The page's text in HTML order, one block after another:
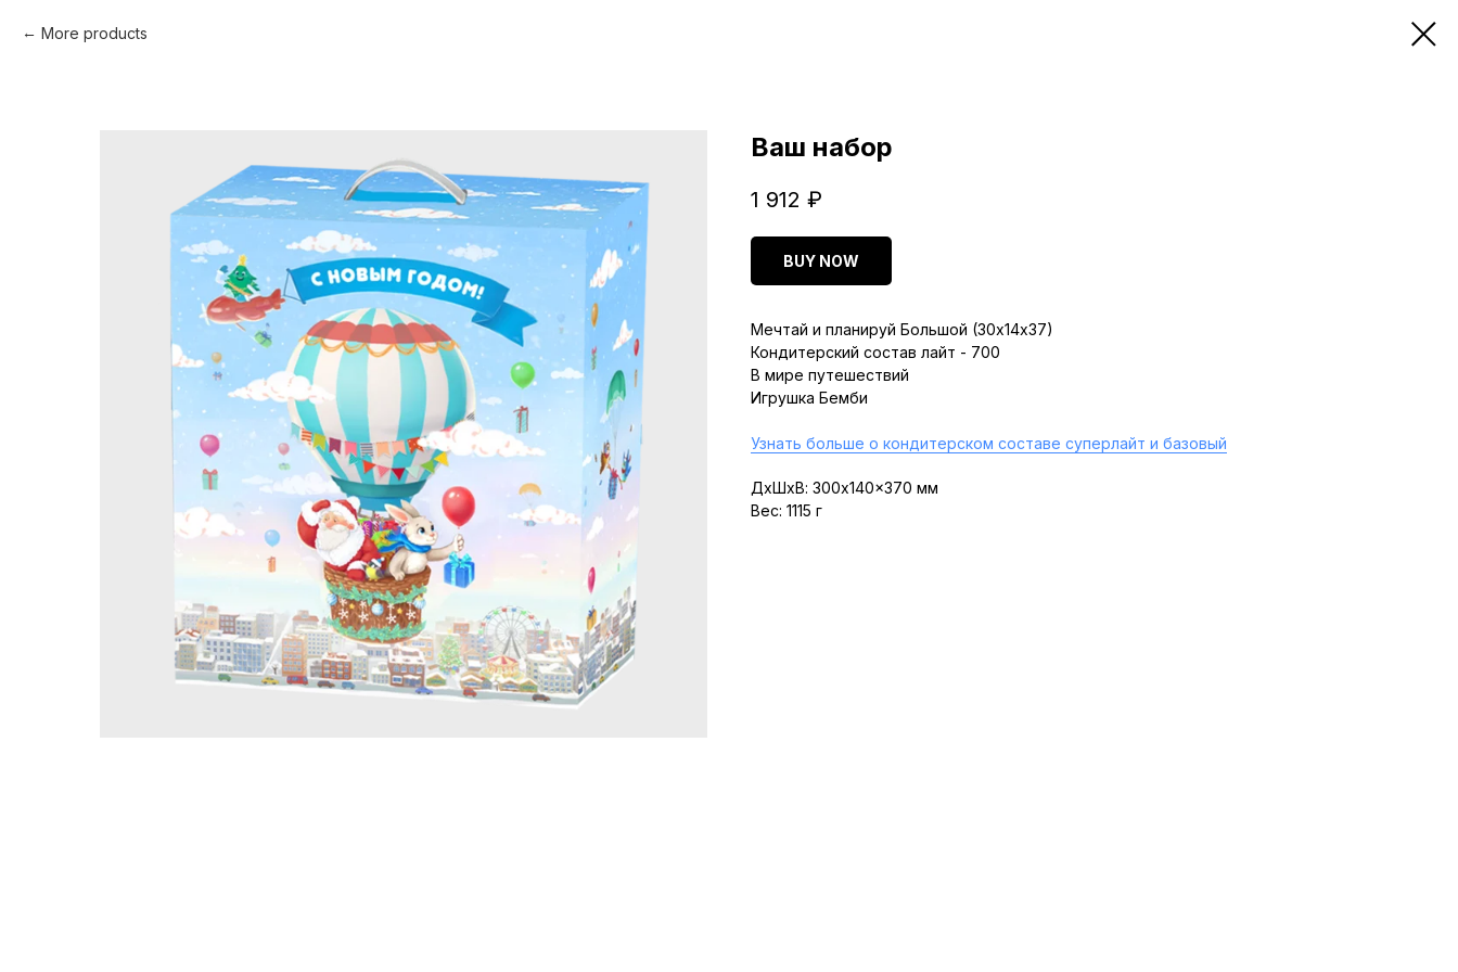
More products
Ваш набор
1 912 ₽
BUY NOW
Мечтай и планируй Большой (30х14х37)
Кондитерский состав лайт - 700
В мире путешествий
Игрушка Бемби
Узнать больше о кондитерском составе суперлайт и базовый
ДxШxВ: 300x140x370 мм
Вес: 1115 г